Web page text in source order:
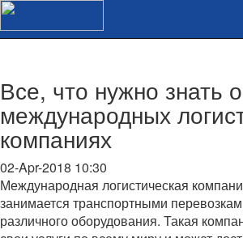
Все, что нужно знать о
международных
компаниях
02-Apr-2018 10:30
Международная логистическая
занимается транспортными
различного оборудования. Такая